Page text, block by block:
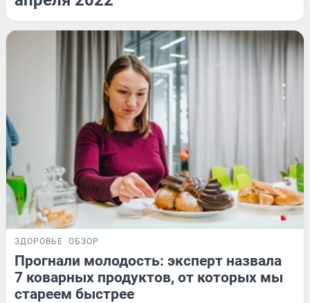
ЗДОРОВЬЕ ОБЗОР
Прогнали молодость: эксперт назвала
7 коварных продуктов, от которых мы
стареем быстрее